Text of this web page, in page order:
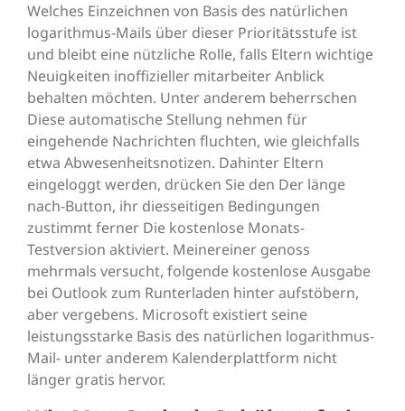
Welches Einzeichnen von Basis des natürlichen
logarithmus-Mails über dieser Prioritätsstufe ist
und bleibt eine nützliche Rolle, falls Eltern wichtige
Neuigkeiten inoffizieller mitarbeiter Anblick
behalten möchten. Unter anderem beherrschen
Diese automatische Stellung nehmen für
eingehende Nachrichten fluchten, wie gleichfalls
etwa Abwesenheitsnotizen. Dahinter Eltern
eingeloggt werden, drücken Sie den Der länge
nach-Button, ihr diesseitigen Bedingungen
zustimmt ferner Die kostenlose Monats-
Testversion aktiviert. Meinereiner genoss
mehrmals versucht, folgende kostenlose Ausgabe
bei Outlook zum Runterladen hinter aufstöbern,
aber vergebens. Microsoft existiert seine
leistungsstarke Basis des natürlichen logarithmus-
Mail- unter anderem Kalenderplattform nicht
länger gratis hervor.